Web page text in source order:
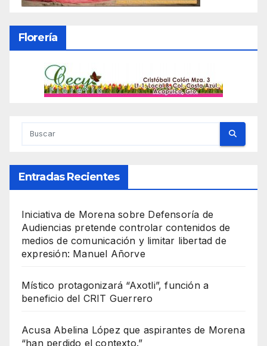
Florería
Entradas Recientes
Iniciativa de Morena sobre Defensoría de
Audiencias pretende controlar contenidos de
medios de comunicación y limitar libertad de
expresión: Manuel Añorve
Místico protagonizará “Axotli”, función a
beneficio del CRIT Guerrero
Acusa Abelina López que aspirantes de Morena
“han perdido el contexto.”